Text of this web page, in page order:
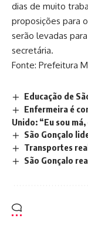
dias de muito
proposições para
serão levadas
secretária.
Fonte: Prefeitura
Educação de
Enfermeira é
Unido: “Eu sou
São Gonçalo
Transportes
São Gonçalo